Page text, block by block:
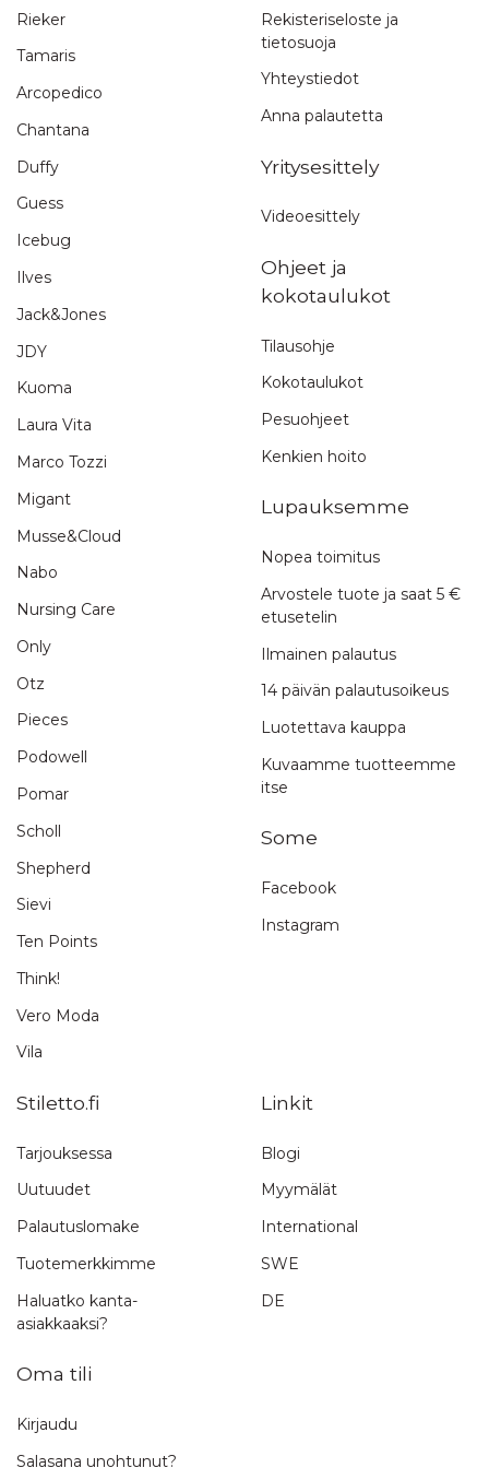
Rieker
Tamaris
Arcopedico
Chantana
Duffy
Guess
Icebug
Ilves
Jack&Jones
JDY
Kuoma
Laura Vita
Marco Tozzi
Migant
Musse&Cloud
Nabo
Nursing Care
Only
Otz
Pieces
Podowell
Pomar
Scholl
Shepherd
Sievi
Ten Points
Think!
Vero Moda
Vila
Rekisteriseloste ja
tietosuoja
Yhteystiedot
Anna palautetta
Yritysesittely
Videoesittely
Ohjeet ja
kokotaulukot
Tilausohje
Kokotaulukot
Pesuohjeet
Kenkien hoito
Lupauksemme
Nopea toimitus
Arvostele tuote ja saat 5 €
etusetelin
Ilmainen palautus
14 päivän palautusoikeus
Luotettava kauppa
Kuvaamme tuotteemme
itse
Some
Facebook
Instagram
Stiletto.fi
Tarjouksessa
Uutuudet
Palautuslomake
Tuotemerkkimme
Haluatko kanta-
asiakkaaksi?
Linkit
Blogi
Myymälät
International
SWE
DE
Oma tili
Kirjaudu
Salasana unohtunut?